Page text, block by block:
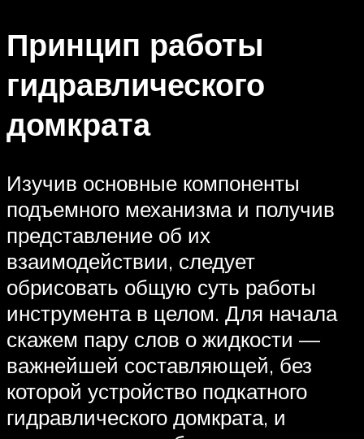
Принцип работы
гидравлического
домкрата
Изучив основные компоненты
подъемного механизма и получив
представление об их
взаимодействии, следует
обрисовать общую суть работы
инструмента в целом. Для начала
скажем пару слов о жидкости —
важнейшей составляющей, без
которой устройство подкатного
гидравлического домкрата, и